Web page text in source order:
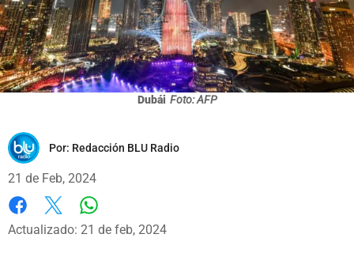
Dubái Foto: AFP
Por: Redacción BLU Radio
21 de Feb, 2024
Facebook
X
Actualizado: 21 de feb, 2024